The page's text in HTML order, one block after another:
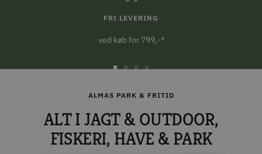
FRI LEVERING
ved køb for 799,-*
1
2
4
ALMAS PARK & FRITID
ALT I JAGT & OUTDOOR,
FISKERI, HAVE & PARK